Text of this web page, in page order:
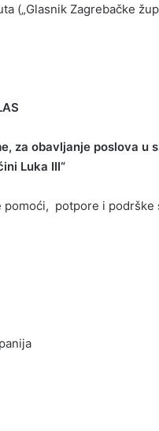
(„Glasnik Zagrebačke
za obavljanje poslova u
Luka III“
pomoći, potpore i podrške